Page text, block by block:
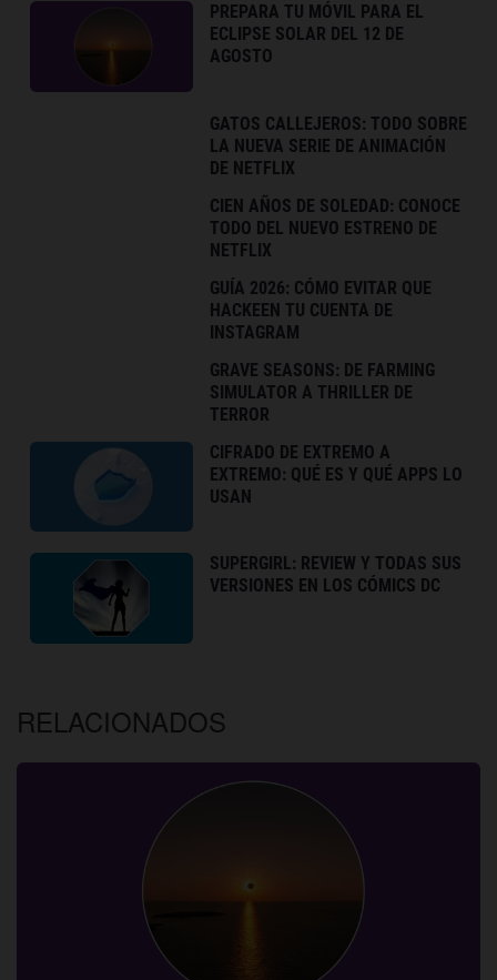
PREPARA TU MÓVIL PARA EL
ECLIPSE SOLAR DEL 12 DE
AGOSTO
GATOS CALLEJEROS: TODO SOBRE
LA NUEVA SERIE DE ANIMACIÓN
DE NETFLIX
CIEN AÑOS DE SOLEDAD: CONOCE
TODO DEL NUEVO ESTRENO DE
NETFLIX
GUÍA 2026: CÓMO EVITAR QUE
HACKEEN TU CUENTA DE
INSTAGRAM
GRAVE SEASONS: DE FARMING
SIMULATOR A THRILLER DE
TERROR
CIFRADO DE EXTREMO A
EXTREMO: QUÉ ES Y QUÉ APPS LO
USAN
SUPERGIRL: REVIEW Y TODAS SUS
VERSIONES EN LOS CÓMICS DC
RELACIONADOS